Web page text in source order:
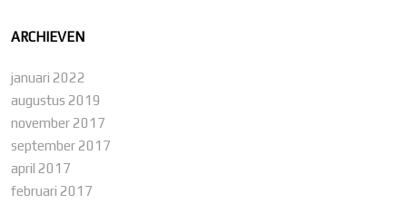
ARCHIEVEN
januari 2022
augustus 2019
november 2017
september 2017
april 2017
februari 2017